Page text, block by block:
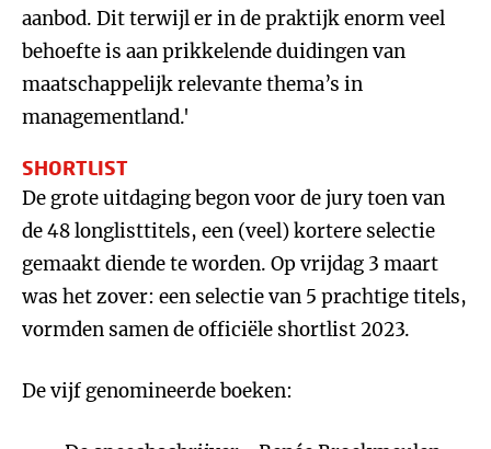
aanbod. Dit terwijl er in de praktijk enorm veel
behoefte is aan prikkelende duidingen van
maatschappelijk relevante thema’s in
managementland.'
SHORTLIST
De grote uitdaging begon voor de jury toen van
de 48 longlisttitels, een (veel) kortere selectie
gemaakt diende te worden. Op vrijdag 3 maart
was het zover: een selectie van 5 prachtige titels,
vormden samen de officiële shortlist 2023.
De vijf genomineerde boeken: